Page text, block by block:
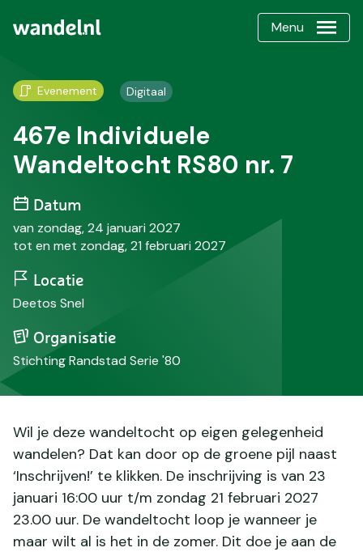
Menu
Evenement Digitaal
467e Individuele
Wandeltocht RS80 nr. 7
Datum
van zondag, 24 januari 2027
tot en met zondag, 21 februari 2027
Locatie
Deetos Snel
Organisatie
Stichting Randstad Serie '80
Wil je deze wandeltocht op eigen gelegenheid
wandelen? Dat kan door op de groene pijl naast
‘Inschrijven!’ te klikken. De inschrijving is van 23
januari 16:00 uur t/m zondag 21 februari 2027
23.00 uur. De wandeltocht loop je wanneer je
maar wilt al is het in de zomer. Dit doe je aan de